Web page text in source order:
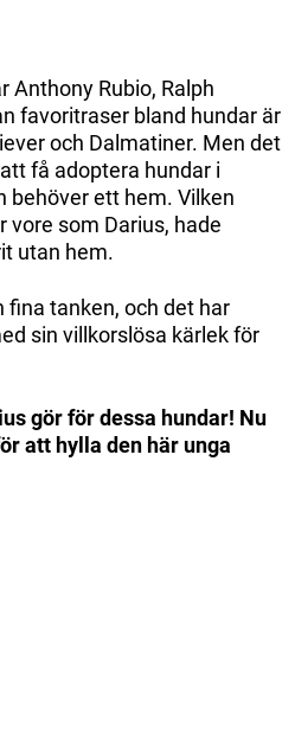
Anthony Rubio, Ralph
favoritraser bland hundar är
och Dalmatiner. Men det
få adoptera hundar i
behöver ett hem. Vilken
vore som Darius, hade
utan hem.
fina tanken, och det har
sin villkorslösa kärlek för
gör för dessa hundar! Nu
att hylla den här unga